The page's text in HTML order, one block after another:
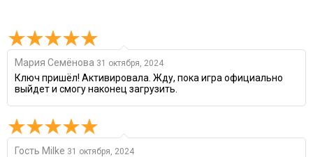
Мария Семёнова 31 октября, 2024
Ключ пришёл! Активировала. Жду, пока игра официально
выйдет и смогу наконец загрузить.
Гость Milke 31 октября, 2024